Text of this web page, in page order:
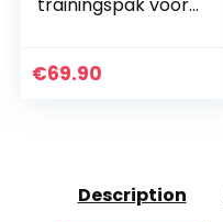
€69.90
Description